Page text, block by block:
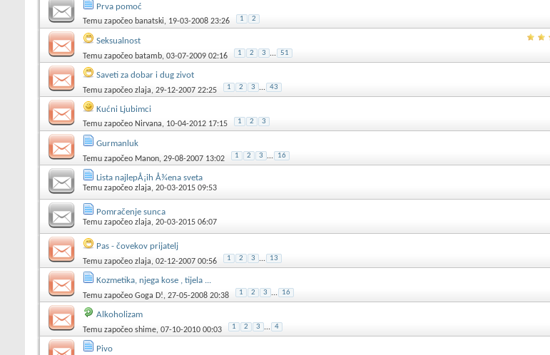
Prva pomoć
Temu započeo banatski, 19-03-2008 23:26 1 2
Seksualnost
Temu započeo batamb, 03-07-2009 02:16 1 2 3 ... 51
Saveti za dobar i dug zivot
Temu započeo zlaja, 29-12-2007 22:25 1 2 3 ... 43
Kućni Ljubimci
Temu započeo Nirvana, 10-04-2012 17:15 1 2 3
Gurmanluk
Temu započeo Manon, 29-08-2007 13:02 1 2 3 ... 16
Lista najlepÅ¡ih Å¾ena sveta
Temu započeo zlaja, 20-03-2015 09:53
Pomračenje sunca
Temu započeo zlaja, 20-03-2015 06:07
Pas - čovekov prijatelj
Temu započeo zlaja, 02-12-2007 00:56 1 2 3 ... 13
Kozmetika, njega kose , tijela ...
Temu započeo Goga D!, 27-05-2008 20:38 1 2 3 ... 16
Alkoholizam
Temu započeo shime, 07-10-2010 00:03 1 2 3 ... 4
Pivo